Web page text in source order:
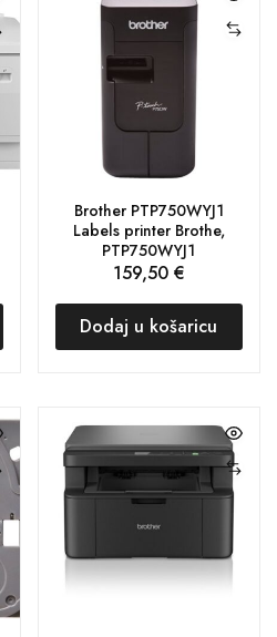
Brother PTP750WYJ1
Labels printer Brothe,
PTP750WYJ1
159,50 €
Dodaj u košaricu